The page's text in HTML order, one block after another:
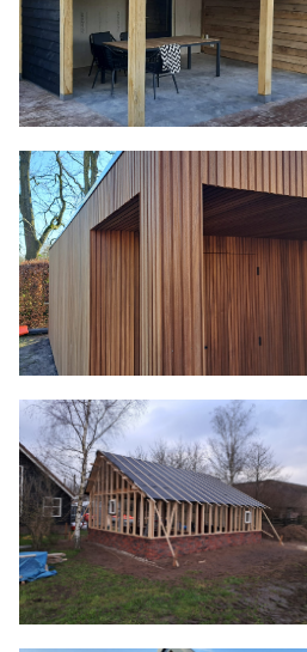
BERGING MET MODERNE
STRAKKE UITSTRALING
SCHUUR IN PUTTEN
GEVELRENOVATIE NA
SCHADE